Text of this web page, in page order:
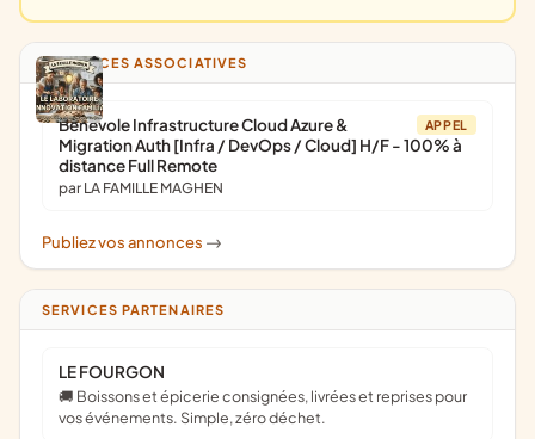
ANNONCES ASSOCIATIVES
APPEL
Bénévole Infrastructure Cloud Azure &
Migration Auth [Infra / DevOps / Cloud] H/F - 100% à
distance Full Remote
par LA FAMILLE MAGHEN
Publiez vos annonces ->
SERVICES PARTENAIRES
LE FOURGON
🚚 Boissons et épicerie consignées, livrées et reprises pour
vos événements. Simple, zéro déchet.